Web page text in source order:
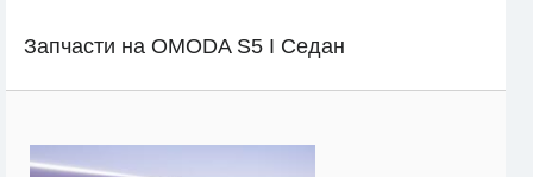
Запчасти на OMODA S5 I Седан